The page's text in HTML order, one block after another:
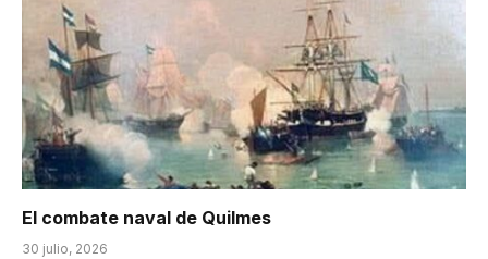
El combate naval de Quilmes
30 julio, 2026